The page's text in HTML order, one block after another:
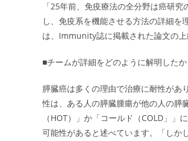
「25年前、免疫療法の全分野は癌研
し、免疫系を機能させる方法の詳細
は、Immunity誌に掲載された論文の
■チームが詳細をどのように解明したか
膵臓癌は多くの理由で治療に耐性があ
性は、ある人の膵臓腫瘍が他の人の膵
（HOT）」か「コールド（COLD」
可能性があると述べています。「しか